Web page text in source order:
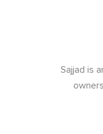
Sajjad is